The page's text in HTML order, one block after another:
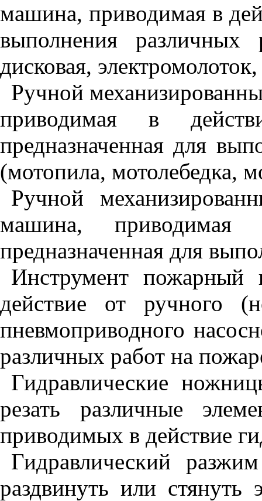
машина, приводимая в
выполнения
дисковая,
Ручной
приводимая в
предназначенная для
(мотопила, мотолебедка,
Ручной
машина, приводимая
предназначенная для
Инструмент пожарный
действие от ручного
пневмоприводного
различных работ на
Гидравлические
резать различные
приводимых в действие
Гидравлический
раздвинуть или стянуть